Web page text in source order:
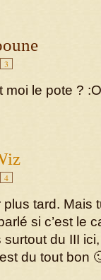
3
moi le pote ? :O
4
tard. Mais
si c’est le
du III
du tout bon